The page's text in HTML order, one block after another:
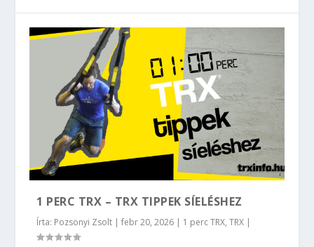
1 PERC TRX – TRX TIPPEK SÍELÉSHEZ
Írta: Pozsonyi Zsolt |febr 20, 2026 | 1 perc TRX,TRX |